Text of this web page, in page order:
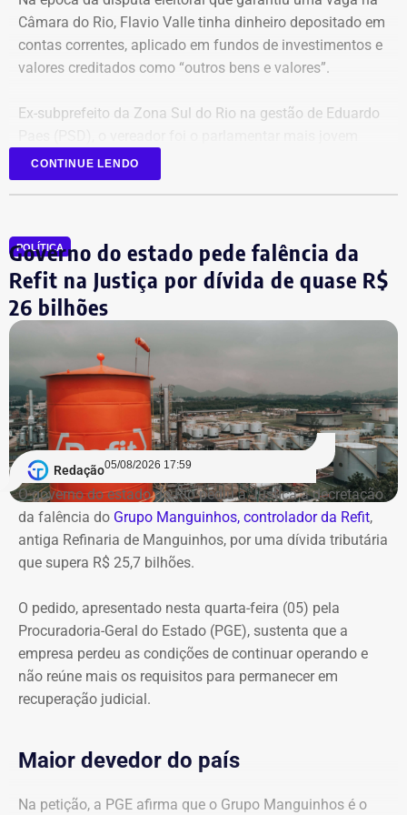
Câmara do Rio, Flavio Valle tinha dinheiro depositado em
contas correntes, aplicado em fundos de investimentos e
valores creditados como “outros bens e valores”.
Ex-subprefeito da Zona Sul do Rio na gestão de Eduardo
eleito na última legislatura da Câmara e agora disputa,
pela primeira vez, o cargo de deputado estadual.
CONTINUE LENDO
POLÍTICA
Governo do estado pede falência da
Refit na Justiça por dívida de quase R$
26 bilhões
Redação05/08/2026 17:59
O governo do estado do Rio pediu à Justiça a decretação
da falência do Grupo Manguinhos, controlador da Refit,
antiga Refinaria de Manguinhos, por uma dívida tributária
que supera R$ 25,7 bilhões.
O pedido, apresentado nesta quarta-feira (05) pela
Procuradoria-Geral do Estado (PGE), sustenta que a
empresa perdeu as condições de continuar operando e
não reúne mais os requisitos para permanecer em
recuperação judicial.
Maior devedor do país
Na petição, a PGE afirma que o Grupo Manguinhos é o